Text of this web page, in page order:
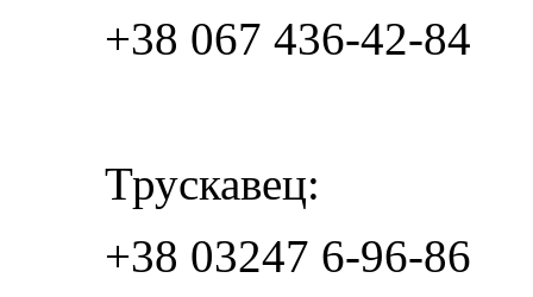
+38 067 436-42-84
Трускавец:
+38 03247 6-96-86